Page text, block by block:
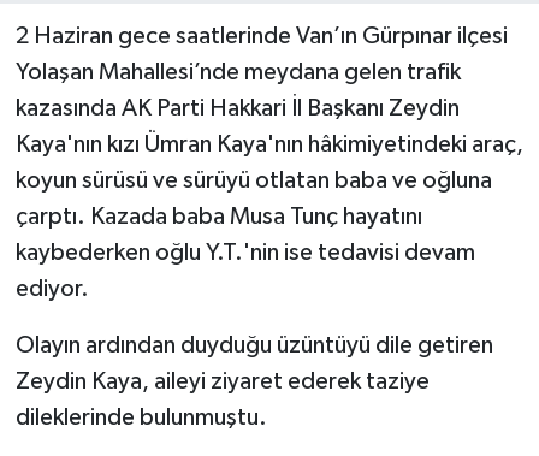
2 Haziran gece saatlerinde Van’ın Gürpınar ilçesi
Yolaşan Mahallesi’nde meydana gelen trafik
kazasında AK Parti Hakkari İl Başkanı Zeydin
Kaya'nın kızı Ümran Kaya'nın hâkimiyetindeki araç,
koyun sürüsü ve sürüyü otlatan baba ve oğluna
çarptı. Kazada baba Musa Tunç hayatını
kaybederken oğlu Y.T.'nin ise tedavisi devam
ediyor.
Olayın ardından duyduğu üzüntüyü dile getiren
Zeydin Kaya, aileyi ziyaret ederek taziye
dileklerinde bulunmuştu.